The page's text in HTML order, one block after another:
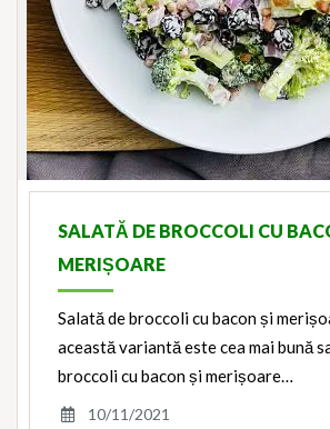
SALATĂ DE BROCCOLI CU
MERIȘOARE
Salată de broccoli cu bacon și
această variantă este cea mai bună
broccoli cu bacon și merișoare…
10/11/2021